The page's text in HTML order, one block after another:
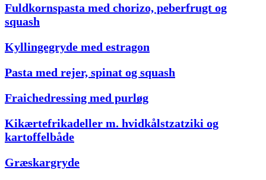
Fuldkornspasta med chorizo, peberfrugt og
squash
Kyllingegryde med estragon
Pasta med rejer, spinat og squash
Fraichedressing med purløg
Kikærtefrikadeller m. hvidkålstzatziki og
kartoffelbåde
Græskargryde